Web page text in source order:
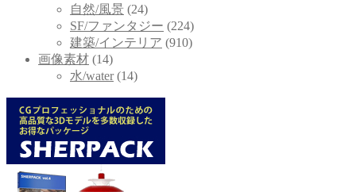
自然/風景 (24)
SF/ファンタジー (224)
建築/インテリア (910)
画像素材 (14)
水/water (14)